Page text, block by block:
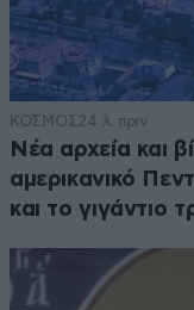
ΚΟΣΜΟΣ24 λ. πριν
Νέα αρχεία και
αμερικανικό
και το γιγάντιο